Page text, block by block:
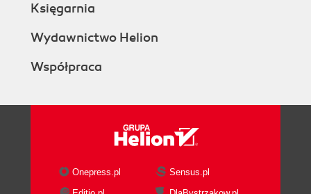
Księgarnia
Wydawnictwo Helion
Współpraca
Onepress.pl
Sensus.pl